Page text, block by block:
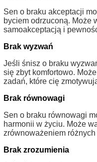
Sen o braku akceptacji
byciem odrzuconą. Może
samoakceptacją i
Brak wyzwań
Jeśli śnisz o braku
się zbyt komfortowo.
zadań, które cię
Brak równowagi
Sen o braku równowagi
harmonii w życiu. Może
zrównoważeniem
Brak zrozumienia